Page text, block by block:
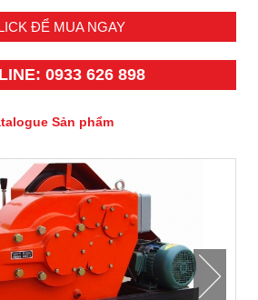
ĐỂ MUA NGAY
0933 626 898
Sản phẩm